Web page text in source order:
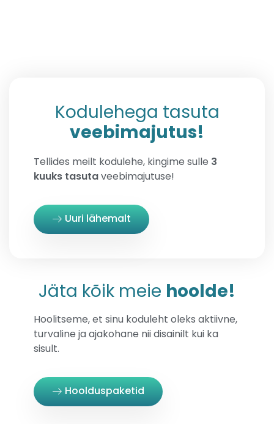
Kodulehega tasuta
veebimajutus!
Tellides meilt kodulehe, kingime sulle 3
kuuks tasutaveebimajutuse!
Uuri lähemalt
Jäta kõik meie hoolde!
Hoolitseme, et sinu koduleht oleks aktiivne,
turvaline ja ajakohane nii disainilt kui ka
sisult.
Hoolduspaketid